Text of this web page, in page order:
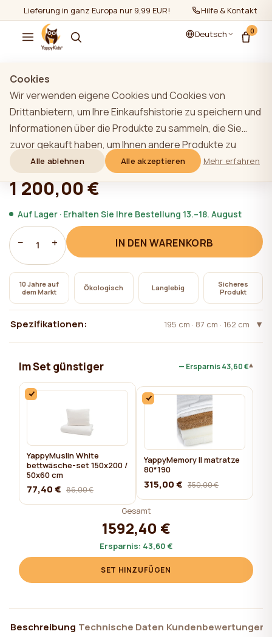
Lieferung in ganz Europa nur 9,99 EUR! Hilfe & Kontakt
Deutsch 0
Zeige alles/
YappyEtude Etagenbett, SKY GREY
★★★★★
★★★★★4,9 (22)
1 200,00 €
Auf Lager · Erhalten Sie Ihre Bestellung 13.–18. August
− 1 + IN DEN WARENKORB
10 Jahre auf
dem Markt
Ökologisch Langlebig
Sicheres
Produkt
Spezifikationen: 195 cm · 87 cm · 162 cm
Im Set günstiger — Ersparnis43,60 €▾
YappyMuslin White
bettwäsche-set 150x200 /
50x60 cm
77,40 € 86,00 €
YappyMemory II matratze
80*190
315,00 € 350,00 €
Gesamt
1592,40 €
Ersparnis: 43,60 €
SET HINZUFÜGEN
Beschreibung Technische Daten Kundenbewertungen
Cookies
Wir verwenden eigene Cookies und Cookies von
Drittanbietern, um Ihre Einkaufshistorie zu speichern und
Informationen über die Produkte zu sammeln, die Sie
zuvor gekauft haben, um Ihnen andere Produkte zu
empfehlen, von denen wir glauben, dass sie für Sie
interessant sein könnten. Um mehr über unsere Cookie-
Richtlinie zu erfahren, klicken Sie bitte auf die
Schaltfläche "Mehr erfahren". Sie können allen Cookies
zustimmen, indem Sie auf die Schaltfläche "Alle
akzeptieren" klicken, oder sie ablehnen, indem Sie auf
die Schaltfläche "Alle ablehnen" klicken. Wenn ein
Website-Benutzer auf die Schaltfläche "Alle ablehnen"
klickt, werden technische Cookies, die für den Betrieb
der Website erforderlich sind, auf der Website
gespeichert, für deren Verwendung keine Zustimmung
des Benutzers erforderlich ist.
Alle ablehnen Alle akzeptieren Mehr erfahren